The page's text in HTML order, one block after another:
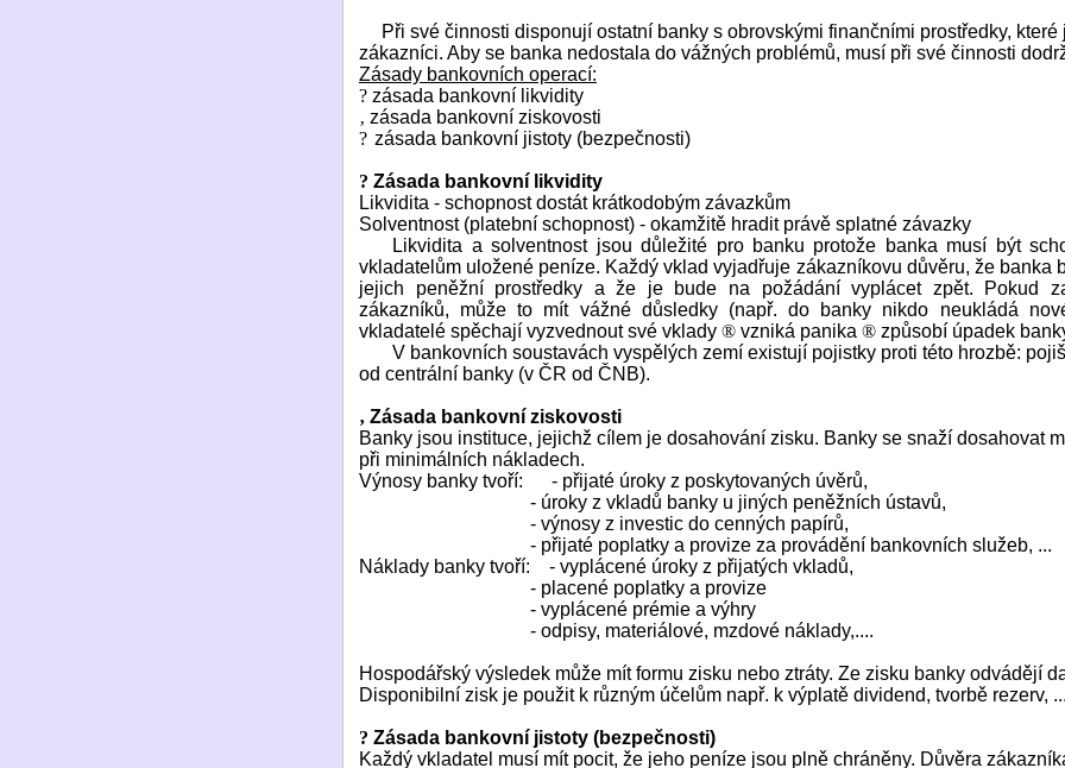
Při své činnosti disponují ostatní banky s obrovskými finančními prostředky,
zákazníci. Aby se banka nedostala do vážných problémů, musí při své činnosti
Zásady bankovních operací:
? zásada bankovní likvidity
‚ zásada bankovní ziskovosti
? zásada bankovní jistoty (bezpečnosti)
? Zásada bankovní likvidity
Likvidita - schopnost dostát krátkodobým závazkům
Solventnost (platební schopnost) - okamžitě hradit právě splatné závazky
Likvidita a solventnost jsou důležité pro banku protože banka musí být
vkladatelům uložené peníze. Každý vklad vyjadřuje zákazníkovu důvěru, že banka
jejich peněžní prostředky a že je bude na požádání vyplácet zpět. Pokud
zákazníků, může to mít vážné důsledky (např. do banky nikdo neukládá
vkladatelé spěchají vyzvednout své vklady ® vzniká panika ® způsobí úpadek
V bankovních soustavách vyspělých zemí existují pojistky proti této hrozbě:
od centrální banky (v ČR od ČNB).
‚ Zásada bankovní ziskovosti
Banky jsou instituce, jejichž cílem je dosahování zisku. Banky se snaží dosahovat
při minimálních nákladech.
Výnosy banky tvoří:
- přijaté úroky z poskytovaných úvěrů,
- úroky z vkladů banky u jiných peněžních ústavů,
- výnosy z investic do cenných papírů,
- přijaté poplatky a provize za provádění bankovních služeb, ...
Náklady banky tvoří:
- vyplácené úroky z přijatých vkladů,
- placené poplatky a provize
- vyplácené prémie a výhry
- odpisy, materiálové, mzdové náklady,....
Hospodářský výsledek může mít formu zisku nebo ztráty. Ze zisku banky odvádějí
Disponibilní zisk je použit k různým účelům např. k výplatě dividend, tvorbě rezerv,
? Zásada bankovní jistoty (bezpečnosti)
Každý vkladatel musí mít pocit, že jeho peníze jsou plně chráněny. Důvěra